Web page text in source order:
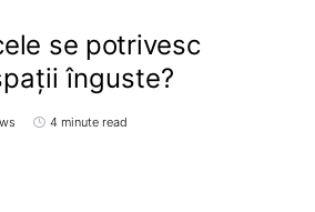
se potrivesc
înguste?
4 minute read